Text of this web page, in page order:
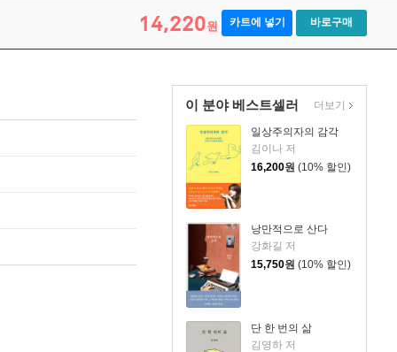
14,220원 카트에 넣기 바로구매
이 분야 베스트셀러
일상주의자의 감각
김이나 저
16,200원 (10% 할인)
낭만적으로 산다
강화길 저
15,750원 (10% 할인)
단 한 번의 삶
김영하 저
더보기